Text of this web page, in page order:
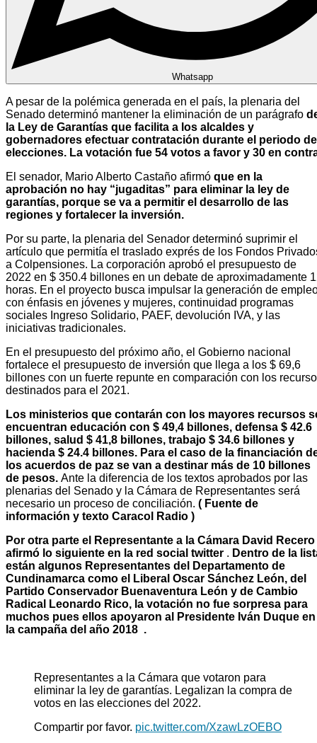
Whatsapp
A pesar de la polémica generada en el país, la plenaria del
Senado determinó mantener la eliminación de un parágrafo
la Ley de Garantías que facilita a los alcaldes y
gobernadores efectuar contratación durante el periodo de
elecciones. La votación fue 54 votos a favor y 30 en
El senador, Mario Alberto Castaño afirmó que en la
aprobación no hay “jugaditas” para eliminar la ley de
garantías, porque se va a permitir el desarrollo de las
regiones y fortalecer la inversión.
Por su parte, la plenaria del Senador determinó suprimir el
artículo que permitía el traslado exprés de los Fondos
a Colpensiones. La corporación aprobó el presupuesto de
2022 en $ 350.4 billones en un debate de aproximadamente
horas. En el proyecto busca impulsar la generación de
con énfasis en jóvenes y mujeres, continuidad programas
sociales Ingreso Solidario, PAEF, devolución IVA, y las
iniciativas tradicionales.
En el presupuesto del próximo año, el Gobierno nacional
fortalece el presupuesto de inversión que llega a los $ 69,6
billones con un fuerte repunte en comparación con los
destinados para el 2021.
Los ministerios que contarán con los mayores recursos
encuentran educación con $ 49,4 billones, defensa $ 42.6
billones, salud $ 41,8 billones, trabajo $ 34.6 billones y
hacienda $ 24.4 billones. Para el caso de la financiación
los acuerdos de paz se van a destinar más de 10 billones
de pesos. Ante la diferencia de los textos aprobados por las
plenarias del Senado y la Cámara de Representantes será
necesario un proceso de conciliación. ( Fuente de
información y texto Caracol Radio )
Por otra parte el Representante a la Cámara David Recero
afirmó lo siguiente en la red social twitter . Dentro de la
están algunos Representantes del Departamento de
Cundinamarca como el Liberal Oscar Sánchez León, del
Partido Conservador Buenaventura León y de Cambio
Radical Leonardo Rico, la votación no fue sorpresa para
muchos pues ellos apoyaron al Presidente Iván Duque en
la campaña del año 2018 .
Representantes a la Cámara que votaron para
eliminar la ley de garantías. Legalizan la compra de
votos en las elecciones del 2022.
Compartir por favor. pic.twitter.com/XzawLzOEBO